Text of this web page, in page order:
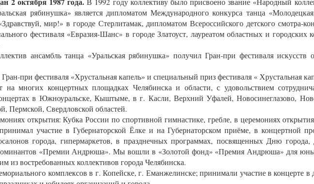
рябинушка» является дипломатом Международного конкурса танца
мир!» в городе Стерлитамак, дипломатом Всероссийского детского смотра-
фестиваля «Евразия-Шанс» в городе Златоуст, лауреатом областных и городских
ансамбль танца «Уральская рябинушка» получил Гран-при фестиваля искусств
при фестиваля «Хрустальная капель» и специальный приз фестиваля « Хрустальная
на многих концертных площадках Челябинска и области, с удовольствием
в Южноуральске, Кыштыме, в г. Касли, Верхний Уфалей, Новосинеглазово,
Пермской, Свердловской областей.
открытия: Кубка России по спортивной гимнастике, гребле, в церемониях
участие в Губернаторской Ёлке и на Губернаторском приёме, в концертной
города, гипермаркетов, в празднечных программах, посвященных Дню
«Премии Андрюша». Мы вошли в «Золотой фонд» «Премия Андрюша» для юных
из востребованных коллективов города Челябинска.
комплексов в г. Копейске, г. Еманжелинске; принимали участие в концерте в